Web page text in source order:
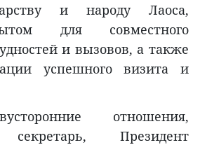
и народу Лаоса,
для совместного
и вызовов, а также
успешного визита и
отношения,
секретарь, Президент